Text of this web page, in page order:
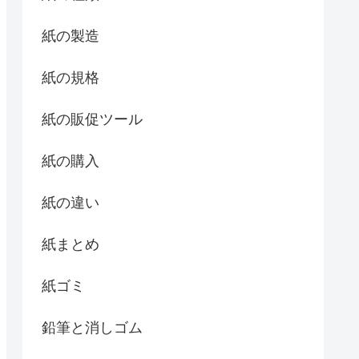
紙の製造
紙の規格
紙の販促ツール
紙の購入
紙の違い
紙まとめ
紙ゴミ
鉛筆と消しゴム